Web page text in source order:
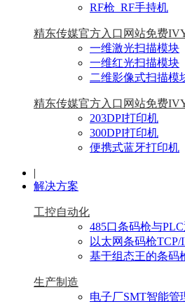
RF枪_RF手持机
精东传媒官方入口网站免费
一维激光扫描模块
一维红光扫描模块
二维影像式扫描模
精东传媒官方入口网站免费
203DPI打印机
300DPI打印机
便携式蓝牙打印机
|
解决方案
工控自动化
485口条码枪与
以太网条码枪TCP/
基于组态王的条码
生产制造
电子厂SMT智能管